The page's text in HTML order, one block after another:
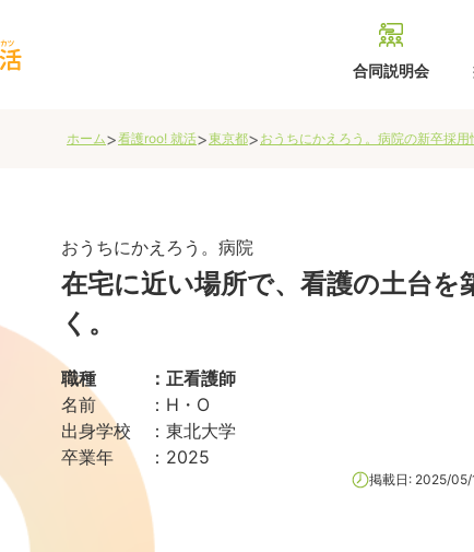
合同説明会
ホーム>看護roo! 就活>東京都> おうちにかえろう。病院の新卒採用
おうちにかえろう。病院
在宅に近い場所で、看護の土台を
く。
職種 ： 正看護師
名前
： H・O
出身学校
： 東北大学
卒業年
： 2025
掲載日: 2025/05/